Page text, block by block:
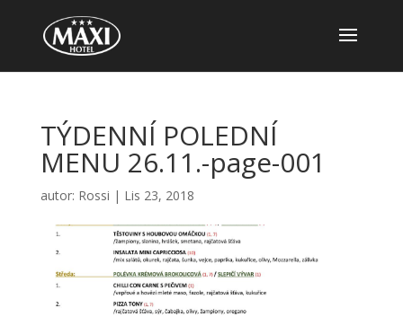
TÝDENNÍ POLEDNÍ
MENU 26.11.-page-001
autor: Rossi | Lis 23, 2018